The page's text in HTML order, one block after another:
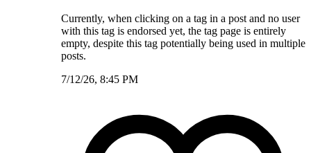
Currently, when clicking on a tag in a post and no user
with this tag is endorsed yet, the tag page is entirely
empty, despite this tag potentially being used in multiple
posts.
7/12/26, 8:45 PM